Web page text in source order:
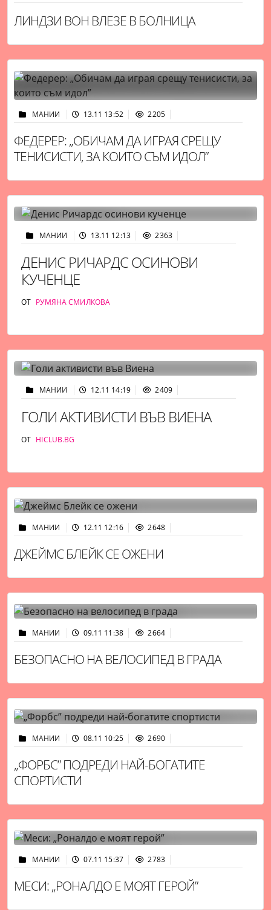
ЛИНДЗИ ВОН ВЛЕЗЕ В БОЛНИЦА
МАНИИ 13.11 13:52 2205
ФЕДЕРЕР: „ОБИЧАМ ДА ИГРАЯ СРЕЩУ
ТЕНИСИСТИ, ЗА КОИТО СЪМ ИДОЛ”
МАНИИ 13.11 12:13 2363
ДЕНИС РИЧАРДС ОСИНОВИ
КУЧЕНЦЕ
ОТ РУМЯНА СМИЛКОВА
МАНИИ 12.11 14:19 2409
ГОЛИ АКТИВИСТИ ВЪВ ВИЕНА
ОТ HICLUB.BG
МАНИИ 12.11 12:16 2648
ДЖЕЙМС БЛЕЙК СЕ ОЖЕНИ
МАНИИ 09.11 11:38 2664
БЕЗОПАСНО НА ВЕЛОСИПЕД В ГРАДА
МАНИИ 08.11 10:25 2690
„ФОРБС” ПОДРЕДИ НАЙ-БОГАТИТЕ
СПОРТИСТИ
МАНИИ 07.11 15:37 2783
МЕСИ: „РОНАЛДО Е МОЯТ ГЕРОЙ”